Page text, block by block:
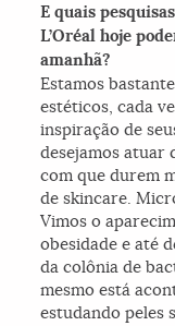
E quais
L’Oréal hoje
amanhã?
Estamos
estéticos, cada
inspiração de
desejamos atuar
com que durem
de skincare.
Vimos o
obesidade e até
da colônia de
mesmo está
estudando peles